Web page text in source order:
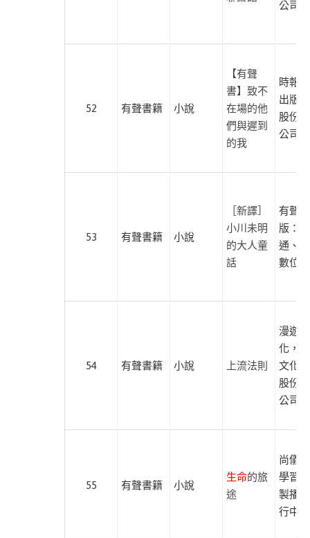
公司
52 有聲書籍 小說
【有聲
書】致不
在場的他
們與遲到
的我
時報
出版
股份
公司
53 有聲書籍 小說
［新譯］
小川未明
的大人童
話
有聲出
版：
通、
數位
54 有聲書籍 小說 上流法則
漫遊
化，
文化
股份
公司
55 有聲書籍 小說
生命的旅
途
尚儀
學習
製播
行中心